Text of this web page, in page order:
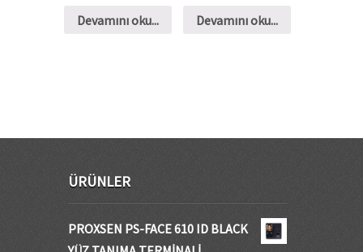
Devamını oku... Devamını oku...
ÜRÜNLER
PROXSEN PS-FACE 610 ID BLACK